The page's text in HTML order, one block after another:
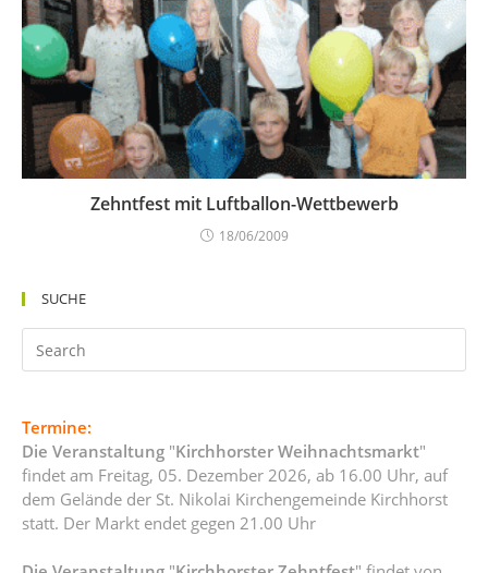
Zehntfest mit Luftballon-Wettbewerb
18/06/2009
SUCHE
Termine:
Die Veranstaltung "Kirchhorster Weihnachtsmarkt"
findet am Freitag, 05. Dezember 2026, ab 16.00 Uhr, auf
dem Gelände der St. Nikolai Kirchengemeinde Kirchhorst
statt. Der Markt endet gegen 21.00 Uhr